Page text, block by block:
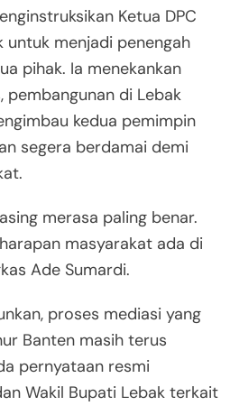
Ketua DPC
untuk menjadi penengah
pihak. Ia menekankan
di Lebak
kedua pemimpin
segera berdamai demi
merasa paling benar.
masyarakat ada di
Ade Sumardi.
proses mediasi yang
Banten masih terus
pernyataan resmi
Wakil Bupati Lebak terkait